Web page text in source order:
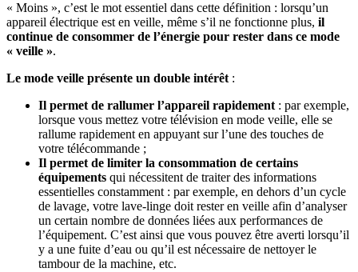
« Moins », c’est le mot essentiel dans cette définition : lorsqu’un
appareil électrique est en veille, même s’il ne fonctionne plus, il
continue de consommer de l’énergie pour rester dans ce mode
« veille ».
Le mode veille présente un double intérêt :
Il permet de rallumer l’appareil rapidement : par exemple,
lorsque vous mettez votre télévision en mode veille, elle se
rallume rapidement en appuyant sur l’une des touches de
votre télécommande ;
Il permet de limiter la consommation de certains
équipements qui nécessitent de traiter des informations
essentielles constamment : par exemple, en dehors d’un cycle
de lavage, votre lave-linge doit rester en veille afin d’analyser
un certain nombre de données liées aux performances de
l’équipement. C’est ainsi que vous pouvez être averti lorsqu’il
y a une fuite d’eau ou qu’il est nécessaire de nettoyer le
tambour de la machine, etc.